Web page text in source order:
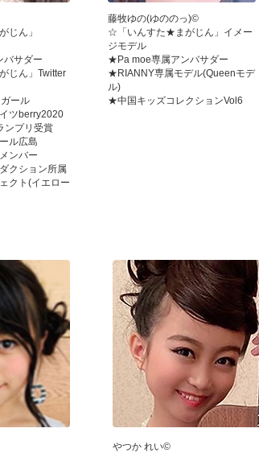
じん」
サダー
じん」Twitter
ール
ツberry2020
ンプリ受賞
ル広島
ンバー
クション所属
クト(イエロー
藤牧ゆの(ゆののっ)©
☆「いんすた★まがじん」イメー
ジモデル
★Pa moe専属アンバサダー
★RIANNY専属モデル(Queenモデ
ル)
★中国キッズコレクションVol6
やつか れい©